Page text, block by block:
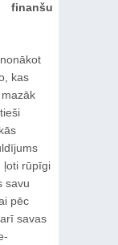
kas
ļoti rūpīgi
savu
pēc
savas